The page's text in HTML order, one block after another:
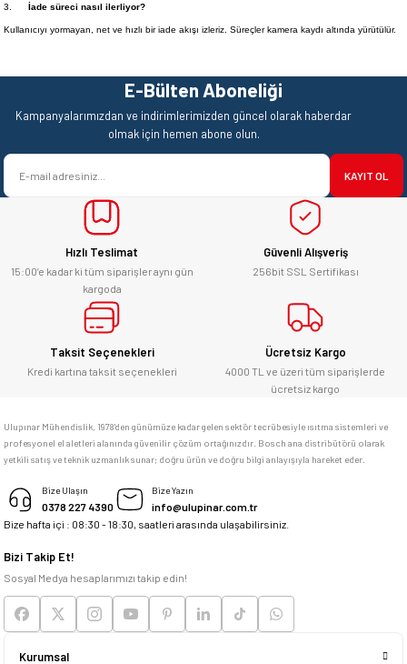
3. İade süreci nasıl ilerliyor?
Kullanıcıyı yormayan, net ve hızlı bir iade akışı izleriz. Süreçler kamera kaydı altında yürütülür.
E-Bülten Aboneliği
Kampanyalarımızdan ve indirimlerimizden güncel olarak haberdar
olmak için hemen abone olun.
KAYIT OL
Hızlı Teslimat
15:00’e kadar ki tüm siparişler aynı gün
kargoda
Güvenli Alışveriş
256bit SSL Sertifikası
Taksit Seçenekleri
Kredi kartına taksit seçenekleri
Ücretsiz Kargo
4000 TL ve üzeri tüm siparişlerde
ücretsiz kargo
Ulupınar Mühendislik, 1978'den günümüze kadar gelen sektör tecrübesiyle ısıtma sistemleri ve
profesyonel el aletleri alanında güvenilir çözüm ortağınızdır. Bosch ana distribütörü olarak
yetkili satış ve teknik uzmanlık sunar; doğru ürün ve doğru bilgi anlayışıyla hareket eder.
Bize Ulaşın
0378 227 4390
Bize Yazın
info@ulupinar.com.tr
Bize hafta içi : 08:30 - 18:30, saatleri arasında ulaşabilirsiniz.
Bizi Takip Et!
Sosyal Medya hesaplarımızı takip edin!
Kurumsal